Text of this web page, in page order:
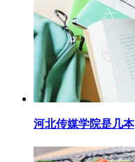
​河北传媒学院是几本